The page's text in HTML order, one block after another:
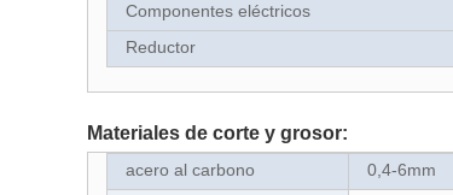
Componentes eléctricos
Reductor
Materiales de corte y grosor:
acero al carbono 0,4-6mm